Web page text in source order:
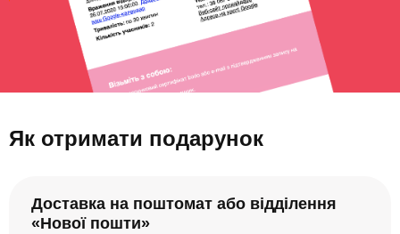
Як отримати подарунок
Доставка на поштомат або відділення
«Нової пошти»